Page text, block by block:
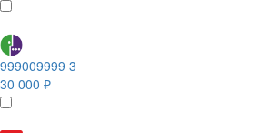
999009999 3
30 000 ₽